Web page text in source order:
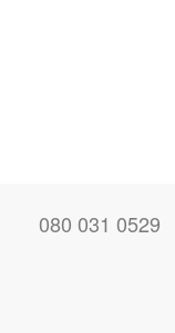
080 031 0529